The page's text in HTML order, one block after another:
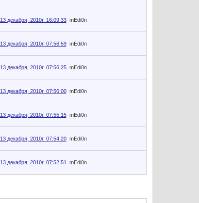
13 декабря, 2010г. 16:09:33 mEdi0n
13 декабря, 2010г. 07:56:59 mEdi0n
13 декабря, 2010г. 07:56:25 mEdi0n
13 декабря, 2010г. 07:56:00 mEdi0n
13 декабря, 2010г. 07:55:15 mEdi0n
13 декабря, 2010г. 07:54:20 mEdi0n
13 декабря, 2010г. 07:52:51 mEdi0n